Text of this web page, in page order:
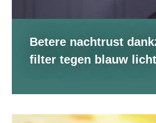
Betere nachtrust
filter tegen blauw licht